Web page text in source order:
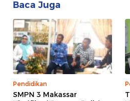
Baca Juga
Pendidikan
SMPN 3 Makassar